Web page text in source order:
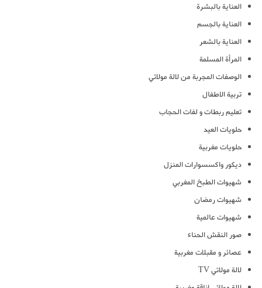
العناية بالبشرة
العناية بالجسم
العناية بالشعر
المرأة المسلمة
الوصفات المجربة من لالة مولاتي
تربية الاطفال
تعليم ربطات و لفات الحجاب
حلويات العيد
حلويات مغربية
ديكور واكسسوارات المنزل
شهيوات الطبخ المغربي
شهيوات رمضان
شهيوات عالمية
صور النقش الحناء
عصائر و مقبلات مغربية
لالة مولاتي TV